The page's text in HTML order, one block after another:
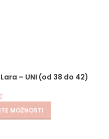
– UNI (od 38 do 42)
MOŽNOSTI